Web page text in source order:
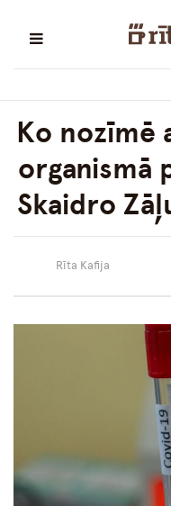
Ko nozīmē
organismā
Skaidro
Rīta Kafija